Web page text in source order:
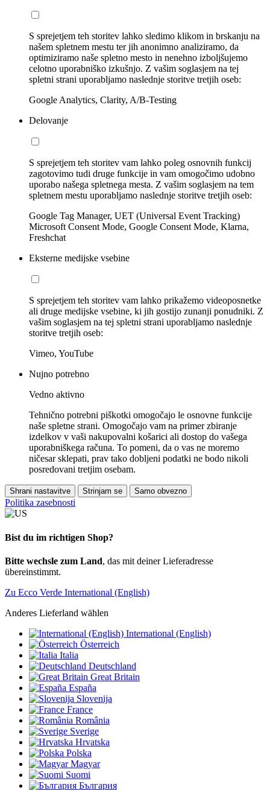
S sprejetjem teh storitev lahko sledimo klikom in brskanju na
našem spletnem mestu ter jih anonimno analiziramo, da
optimiziramo naše spletno mesto in nenehno izboljšujemo
celotno uporabniško izkušnjo. Z vašim soglasjem na tej
spletni strani uporabljamo naslednje storitve tretjih oseb:
Google Analytics, Clarity, A/B-Testing
Delovanje
S sprejetjem teh storitev vam lahko poleg osnovnih funkcij
zagotovimo tudi druge funkcije in vam omogočimo udobno
uporabo našega spletnega mesta. Z vašim soglasjem na tem
spletnem mestu uporabljamo naslednje storitve tretjih oseb:
Google Tag Manager, UET (Universal Event Tracking)
Microsoft Consent Mode, Google Consent Mode, Klarna,
Freshchat
Eksterne medijske vsebine
S sprejetjem teh storitev vam lahko prikažemo videoposnetke
ali druge medijske vsebine, ki jih gostijo zunanji ponudniki. Z
vašim soglasjem na tej spletni strani uporabljamo naslednje
storitve tretjih oseb:
Vimeo, YouTube
Nujno potrebno
Vedno aktivno
Tehnično potrebni piškotki omogočajo le osnovne funkcije
naše spletne strani. Omogočajo vam na primer zbiranje
izdelkov v vaši nakupovalni košarici ali dostop do vašega
uporabniškega računa. To pomeni, da o vas ne moremo
ničesar sklepati, prav tako dobljeni podatki ne bodo nikoli
posredovani tretjim osebam.
Shrani nastavitve Strinjam se Samo obvezno
Politika zasebnosti
Bist du im richtigen Shop?
Bitte wechsle zum Land, das mit deiner Lieferadresse
übereinstimmt.
Zu Ecco Verde International (English)
Anderes Lieferland wählen
International (English)
Österreich
Italia
Deutschland
Great Britain
España
Slovenija
France
România
Sverige
Hrvatska
Polska
Magyar
Suomi
България